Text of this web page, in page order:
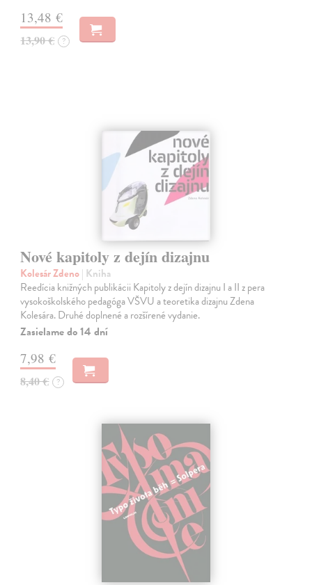
13,48 €
13,90 € ?
Nové kapitoly z dejín dizajnu
Kolesár Zdeno| Kniha
Reedícia knižných publikácii Kapitoly z dejín dizajnu I a II z pera
vysokoškolského pedagóga VŠVU a teoretika dizajnu Zdena
Kolesára. Druhé doplnené a rozšírené vydanie.
Zasielame do 14 dní
7,98 €
8,40 € ?